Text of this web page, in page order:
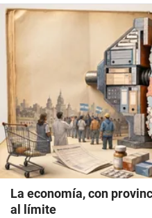
La economía, con
al límite